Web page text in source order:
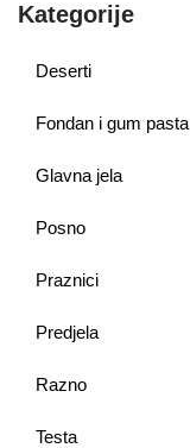
Kategorije
Deserti
Fondan i gum pasta
Glavna jela
Posno
Praznici
Predjela
Razno
Testa